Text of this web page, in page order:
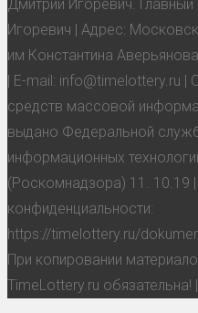
Дмитрий Игоревич.
Игоревич | Адрес:
им Константина
| E-mail: info@timelottery.ru |
средств массовой
выдано Федеральной
информационных
(Роскомнадзора) 11. 10.19 |
конфиденциальности:
https://timelottery.ru/
При копировании
TimeLottery.ru